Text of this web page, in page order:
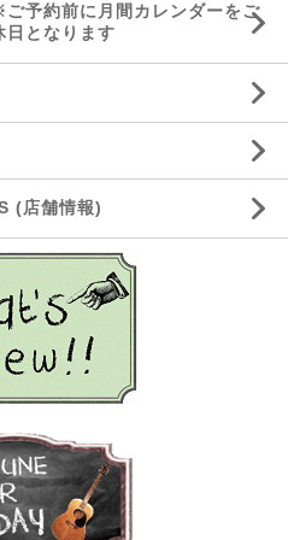
予約前に月間カレンダーをご
となります
(店舗情報)